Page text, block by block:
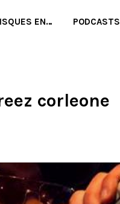
EN… PODCASTS
corleone